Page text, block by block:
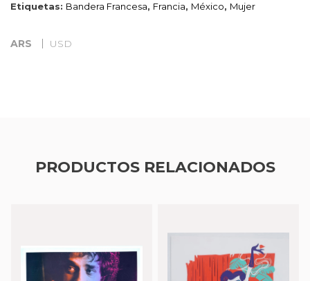
Etiquetas: Bandera Francesa, Francia, México, Mujer
ARS USD
PRODUCTOS RELACIONADOS